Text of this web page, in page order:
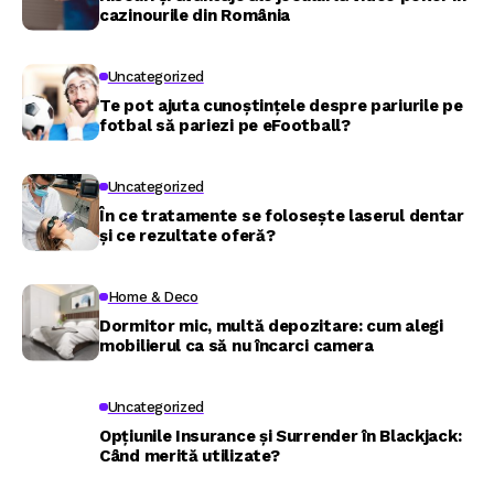
cazinourile din România
Uncategorized
Te pot ajuta cunoștințele despre pariurile pe
fotbal să pariezi pe eFootball?
Uncategorized
În ce tratamente se folosește laserul dentar
și ce rezultate oferă?
Home & Deco
Dormitor mic, multă depozitare: cum alegi
mobilierul ca să nu încarci camera
Uncategorized
Opțiunile Insurance și Surrender în Blackjack:
Când merită utilizate?